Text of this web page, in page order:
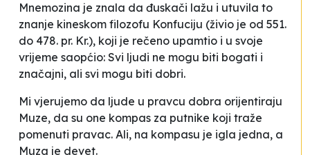
Mnemozina je znala da đuskači lažu i utuvila to
znanje kineskom filozofu Konfuciju (živio je od 551.
do 478. pr. Kr.), koji je rečeno upamtio i u svoje
vrijeme saopćio: Svi ljudi ne mogu biti bogati i
značajni, ali svi mogu biti dobri.
Mi vjerujemo da ljude u pravcu dobra orijentiraju
Muze, da su one kompas za putnike koji traže
pomenuti pravac. Ali, na kompasu je igla jedna, a
Muza je devet.